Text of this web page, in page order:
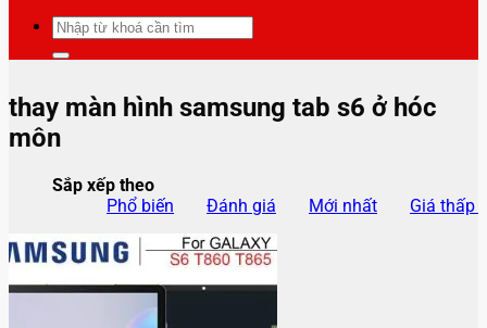
Tìm
kiếm:
thay màn hình samsung tab s6 ở hóc
môn
Sắp xếp theo
Phổ biến
Đánh giá Mới nhất Giá thấp